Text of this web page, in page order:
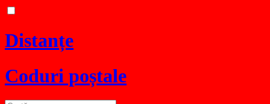
Distanțe
Coduri poștale